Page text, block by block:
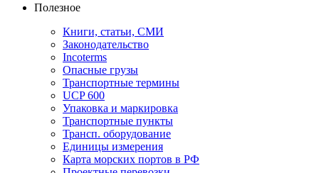
Полезное
Книги, статьи, СМИ
Законодательство
Incoterms
Опасные грузы
Транспортные термины
UCP 600
Упаковка и маркировка
Транспортные пункты
Трансп. оборудование
Единицы измерения
Карта морских портов в РФ